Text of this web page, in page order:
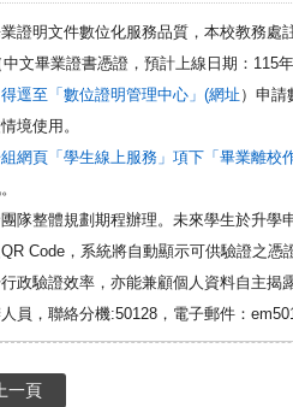
證明文件數位化服務品質，本校教務處
文畢業證書憑證，預計上線日期：115年
逕至「數位證明管理中心」(網址 ）申請
境使用。
網頁「學生線上服務」項下「畢業離校
隊整體規劃期程辦理。未來學生於升學
Code，系統將自動顯示可供驗證之憑
政驗證效率，亦能兼顧個人資料自主揭
員，聯絡分機:50128，電子郵件：
一頁